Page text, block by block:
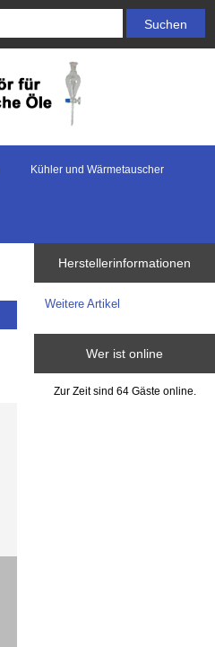
Kühler und Wärmetauscher
Herstellerinformationen
Weitere Artikel
Wer ist online
Zur Zeit sind 64 Gäste online.